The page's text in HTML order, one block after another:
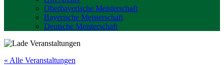
Oberbayerische Meisterschaft
Bayerische Meisterschaft
Deutsche Meisterschaft
« Alle Veranstaltungen